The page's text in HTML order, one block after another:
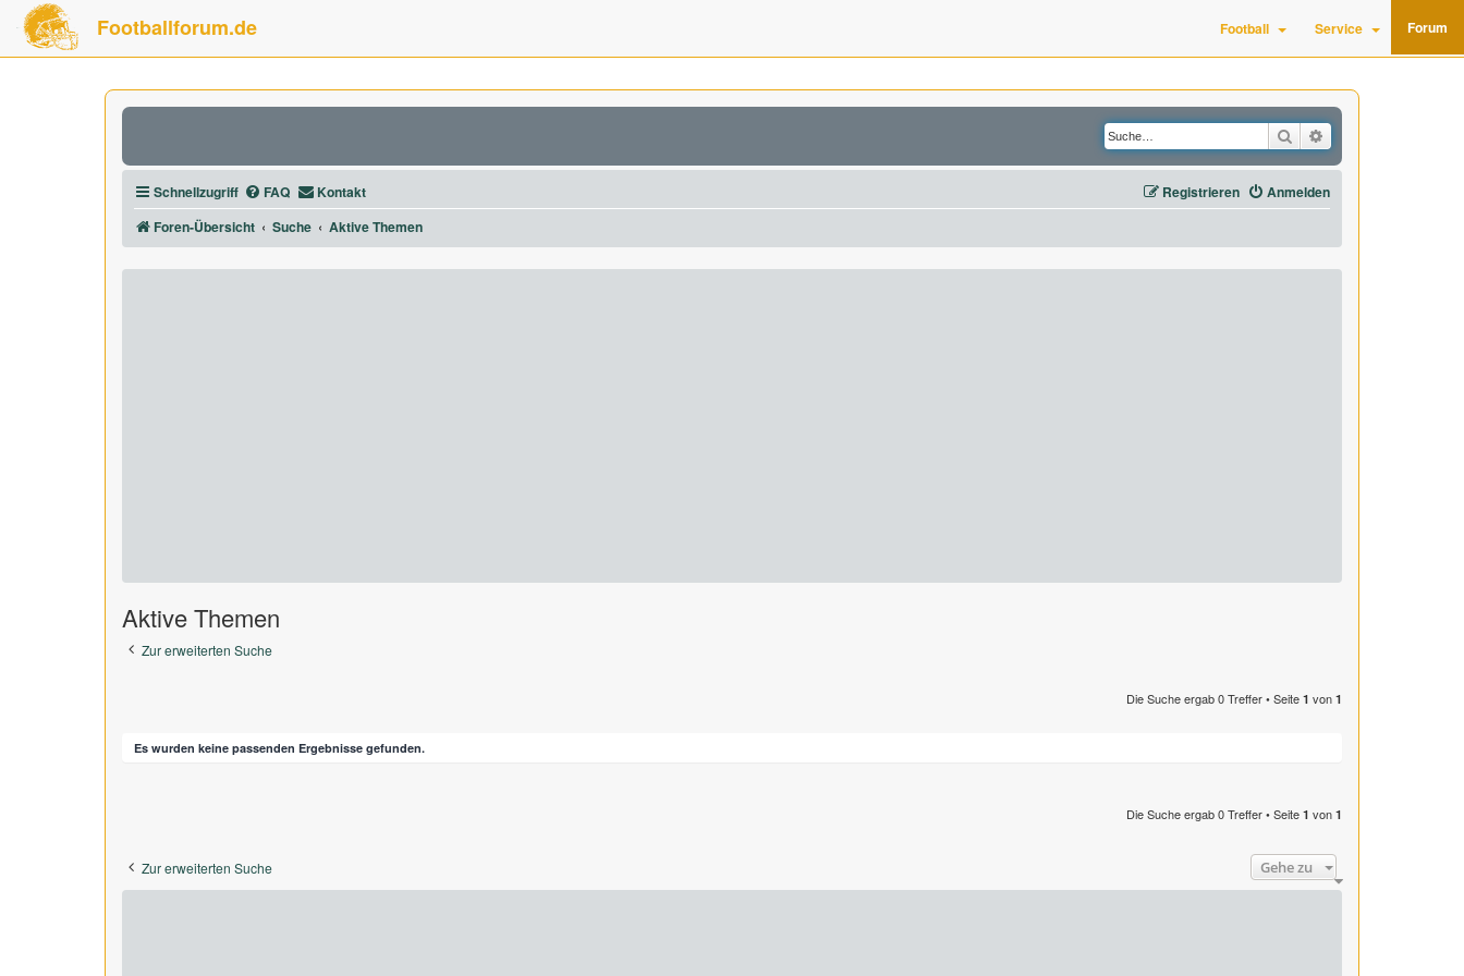
Footballforum.de Football Service Forum
Suche
Schnellzugriff FAQ Kontakt Anmelden
Registrieren
Foren-Übersicht
Suche Aktive Themen
Aktive Themen
Zur erweiterten Suche
Die Suche ergab 0 Treffer • Seite 1 von 1
Es wurden keine passenden Ergebnisse gefunden.
Die Suche ergab 0 Treffer • Seite 1 von 1
Zur erweiterten Suche Gehe zu